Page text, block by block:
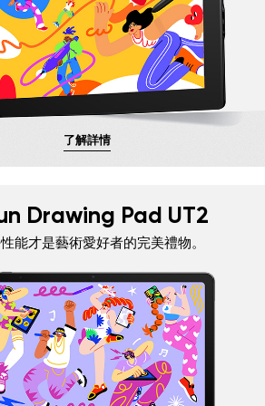
了解詳情
Drawing Pad UT2
能才是藝術愛好者的完美禮物。